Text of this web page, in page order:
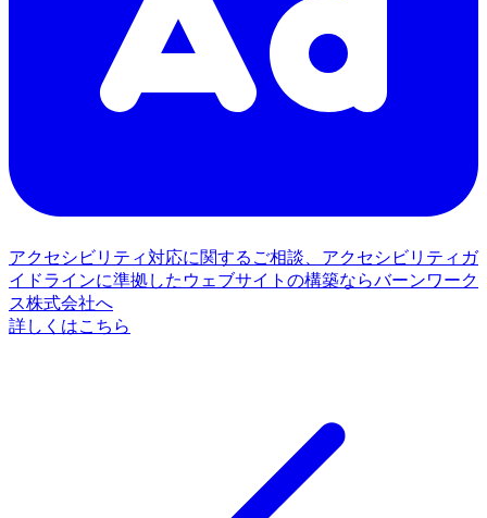
アクセシビリティ対応に関するご相談、アクセシビリティガ
イドラインに準拠したウェブサイトの構築ならバーンワーク
ス株式会社へ
詳しくはこちら